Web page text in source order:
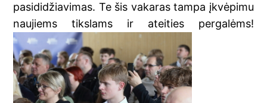
pasididžiavimas. Te šis vakaras tampa įkvėpimu
naujiems tikslams ir ateities pergalėms!